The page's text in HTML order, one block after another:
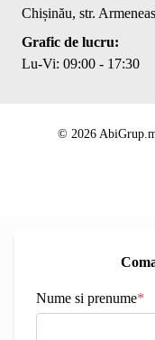
Chișinău, str.
Grafic de lucru:
Lu-Vi: 09:00 - 17:30
© 2026
Nume si prenume*